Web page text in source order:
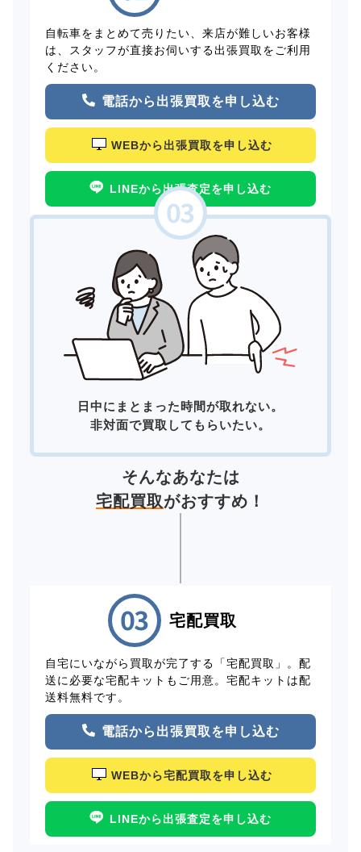
自転車をまとめて売りたい、来店が難しいお客様
は、スタッフが直接お伺いする出張買取をご利用
ください。
電話から出張買取を申し込む
WEBから出張買取を申し込む
LINEから出張査定を申し込む
日中にまとまった時間が取れない。
非対面で買取してもらいたい。
そんなあなたは
宅配買取がおすすめ！
宅配買取
自宅にいながら買取が完了する「宅配買取」。配
送に必要な宅配キットもご用意。宅配キットは配
送料無料です。
電話から出張買取を申し込む
WEBから宅配買取を申し込む
LINEから出張査定を申し込む